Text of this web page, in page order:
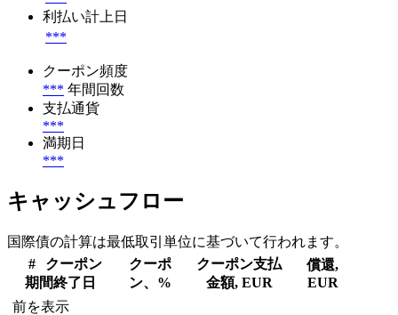
利払い計上日
***
クーポン頻度
*** 年間回数
支払通貨
***
満期日
***
キャッシュフロー
国際債の計算は最低取引単位に基づいて行われます。
#
クーポン
期間終了日
クーポ
ン、%
クーポン支払
金額, EUR
償還,
EUR
前を表示